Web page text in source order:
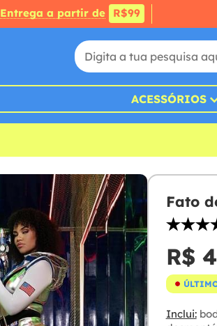
Entrega a partir de R$99
ACESSÓRIOS
Fato
R$
Inclui: